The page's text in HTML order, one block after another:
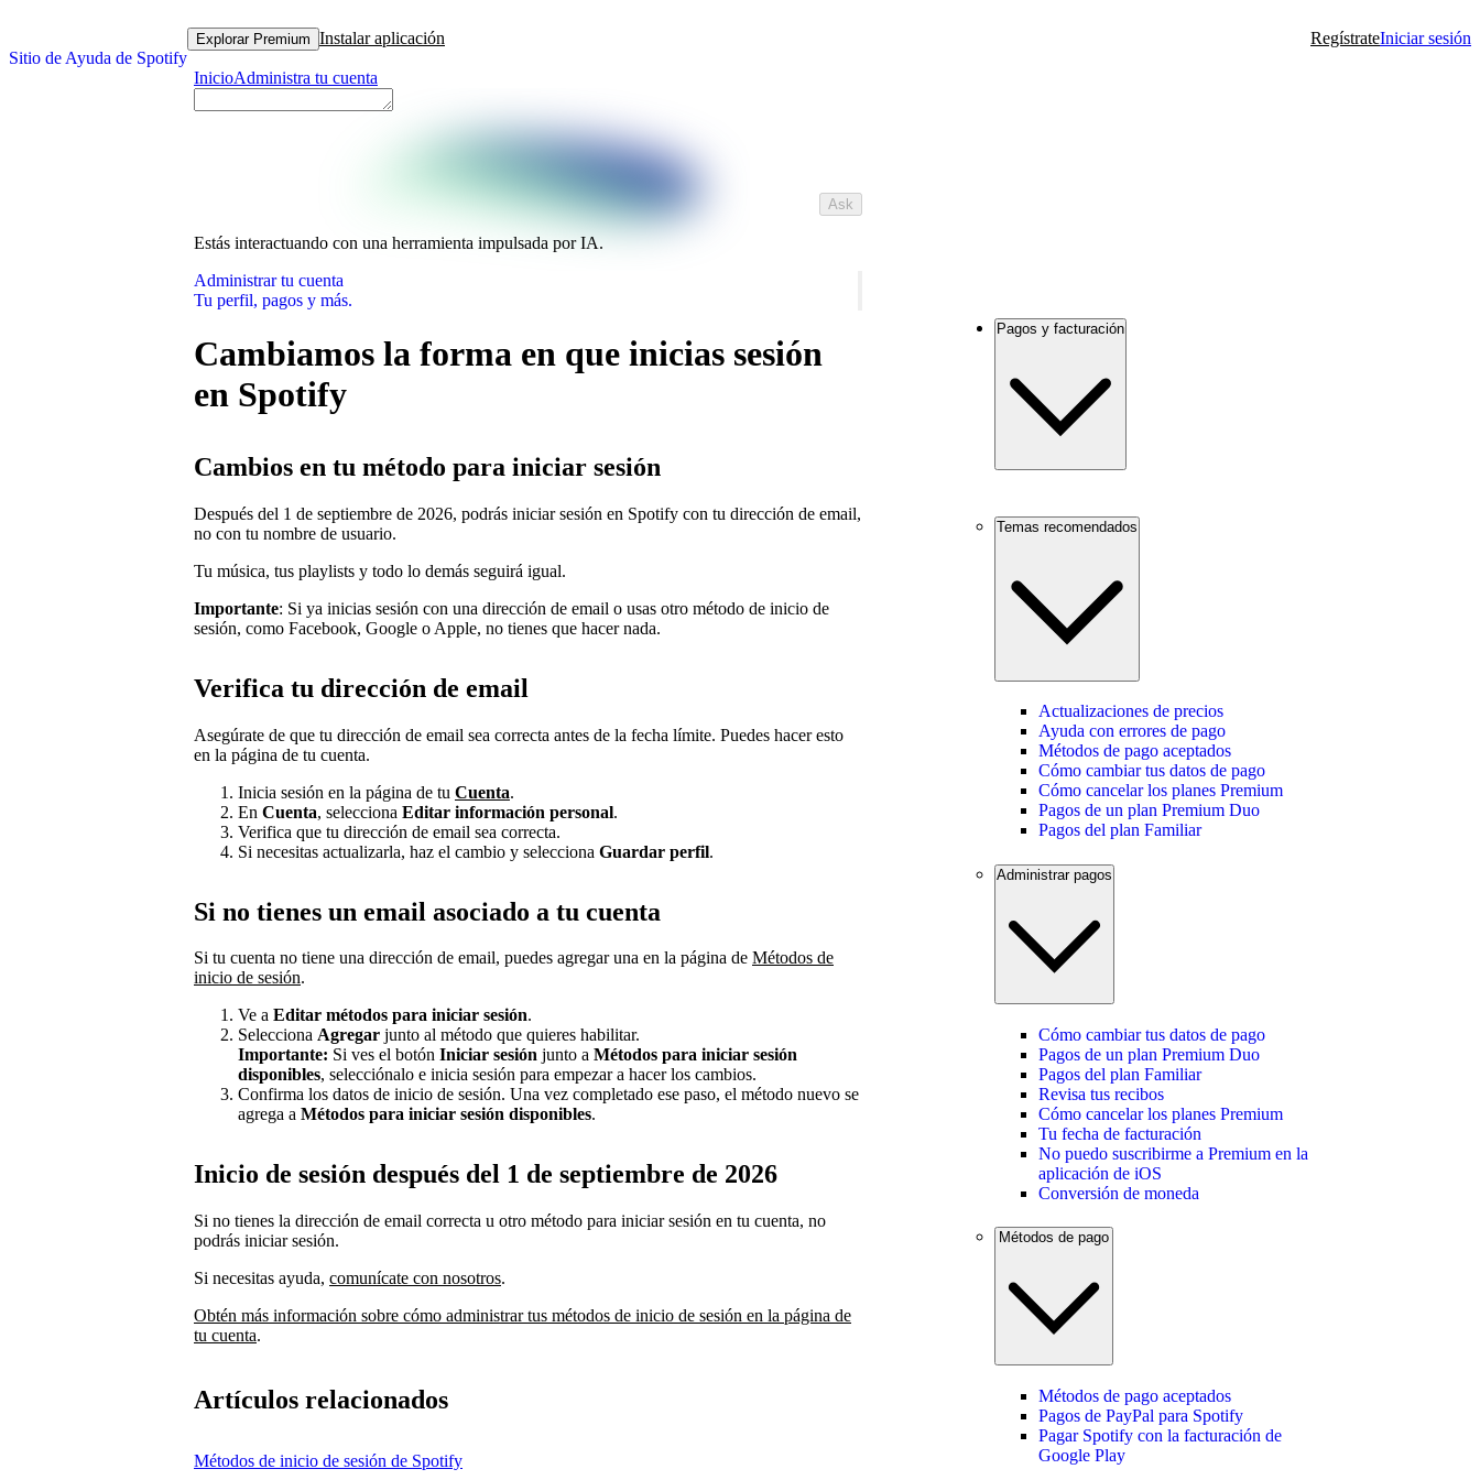
Sitio de Ayuda de Spotify
Explorar Premium Instalar aplicación RegístrateIniciar sesión
InicioAdministra tu cuenta
Ask
Estás interactuando con una herramienta impulsada por IA.
Administrar tu cuenta
Tu perfil, pagos y más.
Cambiamos la forma en que inicias sesión
en Spotify
Cambios en tu método para iniciar sesión
Después del 1 de septiembre de 2026, podrás iniciar sesión en Spotify con tu dirección de email,
no con tu nombre de usuario.
Tu música, tus playlists y todo lo demás seguirá igual.
Importante: Si ya inicias sesión con una dirección de email o usas otro método de inicio de
sesión, como Facebook, Google o Apple, no tienes que hacer nada.
Verifica tu dirección de email
Asegúrate de que tu dirección de email sea correcta antes de la fecha límite. Puedes hacer esto
en la página de tu cuenta.
Inicia sesión en la página de tu Cuenta.
En Cuenta, selecciona Editar información personal.
Verifica que tu dirección de email sea correcta.
Si necesitas actualizarla, haz el cambio y selecciona Guardar perfil.
Si no tienes un email asociado a tu cuenta
Si tu cuenta no tiene una dirección de email, puedes agregar una en la página de Métodos de
inicio de sesión.
Ve a Editar métodos para iniciar sesión.
Selecciona Agregar junto al método que quieres habilitar.
Importante: Si ves el botón Iniciar sesión junto a Métodos para iniciar sesión
disponibles, selecciónalo e inicia sesión para empezar a hacer los cambios.
Confirma los datos de inicio de sesión. Una vez completado ese paso, el método nuevo se
agrega a Métodos para iniciar sesión disponibles.
Inicio de sesión después del 1 de septiembre de 2026
Si no tienes la dirección de email correcta u otro método para iniciar sesión en tu cuenta, no
podrás iniciar sesión.
Si necesitas ayuda, comunícate con nosotros.
Obtén más información sobre cómo administrar tus métodos de inicio de sesión en la página de
tu cuenta.
Artículos relacionados
Métodos de inicio de sesión de Spotify
Pagos y facturación
Temas recomendados
Actualizaciones de precios
Ayuda con errores de pago
Métodos de pago aceptados
Cómo cambiar tus datos de pago
Cómo cancelar los planes Premium
Pagos de un plan Premium Duo
Pagos del plan Familiar
Administrar pagos
Cómo cambiar tus datos de pago
Pagos de un plan Premium Duo
Pagos del plan Familiar
Revisa tus recibos
Cómo cancelar los planes Premium
Tu fecha de facturación
No puedo suscribirme a Premium en la
aplicación de iOS
Conversión de moneda
Métodos de pago aceptados
Pagos de PayPal para Spotify
Pagar Spotify con la facturación de
Google Play